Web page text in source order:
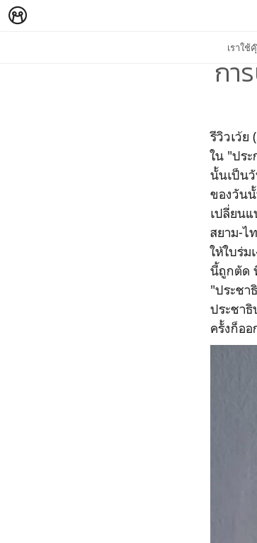
เราใช้
กา
รีวิวเว้ย
ใน "ปร
นั้นเป็นวั
ของวัน
เปลี่ยน
สยาม-ไ
ให้ใบร่
นี้ถูกตัด
"ประชา
ประชา
ครั้งก็ออ